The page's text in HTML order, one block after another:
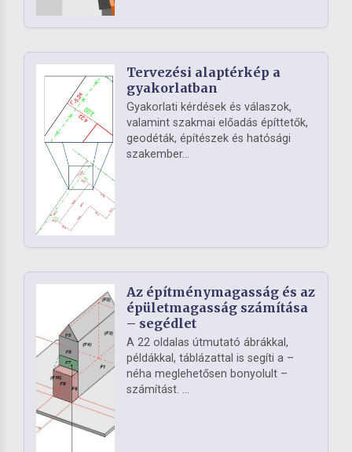
Tervezési alaptérkép a
gyakorlatban
Gyakorlati kérdések és válaszok,
valamint szakmai előadás építtetők,
geodéták, építészek és hatósági
szakember...
Az építménymagasság és az
épületmagasság számítása
– segédlet
A 22 oldalas útmutató ábrákkal,
példákkal, táblázattal is segíti a –
néha meglehetősen bonyolult –
számítást. ...